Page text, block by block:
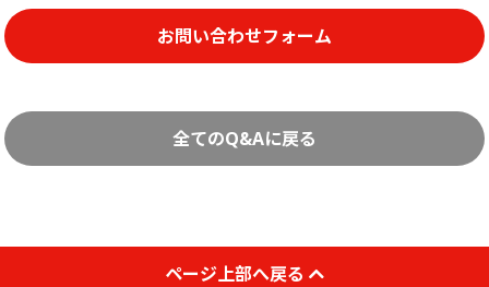
お問い合わせフォーム
全てのQ&Aに戻る
ページ上部へ戻る
商品別のよくある質問
折り加工